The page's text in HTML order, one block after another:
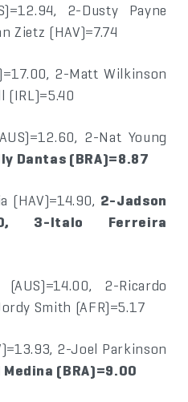
2-Dusty Payne
Zietz (HAV)=7.74
2-Matt Wilkinson
(IRL)=5.40
2-Nat Young
Dantas (BRA)=8.87
(HAV)=14.90, 2-Jadson
3-Italo Ferreira
2-Ricardo
Smith (AFR)=5.17
2-Joel Parkinson
(BRA)=9.00